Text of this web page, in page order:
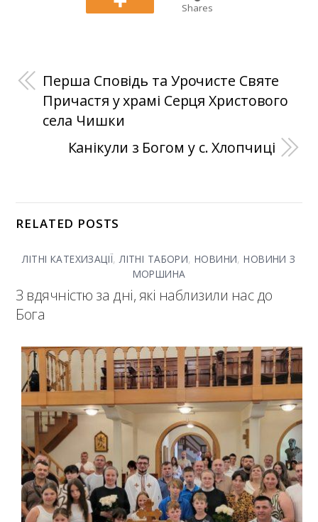
Shares
Перша Сповідь та Урочисте Святе
Причастя у храмі Серця Христового
села Чишки
Канікули з Богом у с. Хлопчиці
RELATED POSTS
ЛІТНІ КАТЕХИЗАЦІЇ, ЛІТНІ ТАБОРИ, НОВИНИ,НОВИНИ З
МОРШИНА
З вдячністю за дні, які наблизили нас до
Бога